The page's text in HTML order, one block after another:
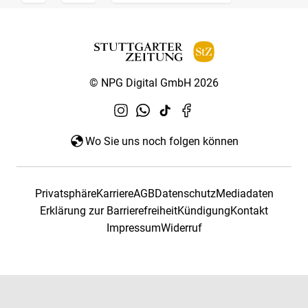
© NPG Digital GmbH 2026
Wo Sie uns noch folgen können
PrivatsphäreKarriereAGBDatenschutzMediadaten
Erklärung zur BarrierefreiheitKündigungKontakt
ImpressumWiderruf